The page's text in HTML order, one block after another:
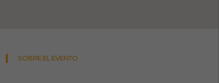
SOBRE EL EVENTO